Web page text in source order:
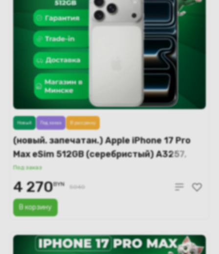
(новый. запечатан.) Apple iPhone 17 Pro
Max eSim 512GB (серебристый) A3257,
A3525
Под заказ
В корзину
Новый Под заказ В рассрочку
4 270BYN 5040